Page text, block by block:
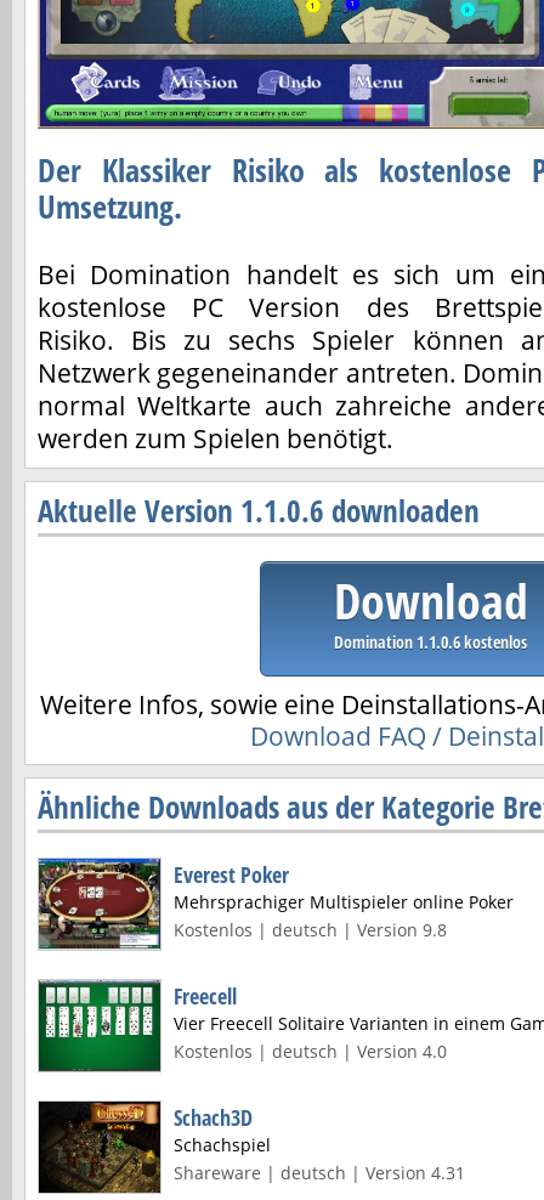
Der Klassiker Risiko als kostenlose
Umsetzung.
Bei Domination handelt es sich um
kostenlose PC Version des
Risiko. Bis zu sechs Spieler können
Netzwerk gegeneinander antreten.
normal Weltkarte auch zahreiche
werden zum Spielen benötigt.
Aktuelle Version 1.1.0.6 downloaden
Download
Domination 1.1.0.6 kostenlos
Weitere Infos, sowie eine Deinstallations-
Download FAQ /
Ähnliche Downloads aus der Kategorie
Everest Poker
Mehrsprachiger Multispieler online Poker
Kostenlos | deutsch | Version 9.8
Freecell
Vier Freecell Solitaire Varianten in einem
Kostenlos | deutsch | Version 4.0
Schach3D
Schachspiel
Shareware | deutsch | Version 4.31